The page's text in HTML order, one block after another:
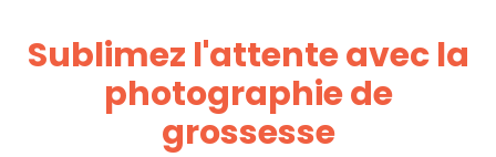
Sublimez l'attente avec la
photographie de
grossesse